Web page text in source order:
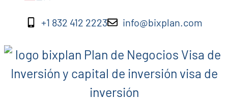
+1 832 412 2223 info@bixplan.com